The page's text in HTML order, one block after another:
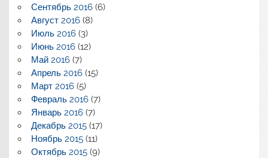
Сентябрь 2016(6)
Август 2016(8)
Июль 2016(3)
Июнь 2016(12)
Май 2016(7)
Апрель 2016(15)
Март 2016(5)
Февраль 2016(7)
Январь 2016(7)
Декабрь 2015(17)
Ноябрь 2015(11)
Октябрь 2015(9)